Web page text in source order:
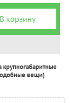
В корзину
крупногабаритные
вещи)